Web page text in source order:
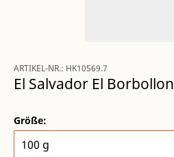
ARTIKEL-NR.: HK10569.7
El Salvador El Borbollon
Größe: